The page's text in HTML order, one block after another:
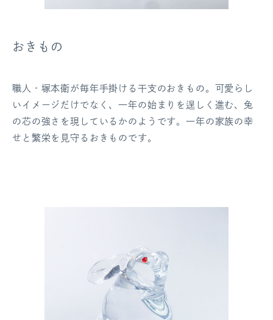
おきもの
職人・塚本衛が毎年手掛ける干支のおきもの。可愛らし
いイメージだけでなく、一年の始まりを逞しく進む、兔
の芯の強さを現しているかのようです。一年の家族の幸
せと繁栄を見守るおきものです。